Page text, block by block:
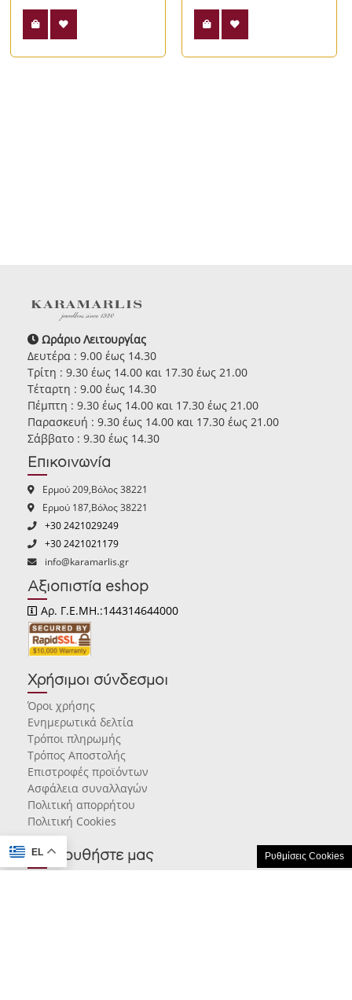
EL Ρυθμίσεις Cookies
Ωράριο Λειτουργίας
Δευτέρα : 9.00 έως 14.30
Τρίτη : 9.30 έως 14.00 και 17.30 έως 21.00
Τέταρτη : 9.00 έως 14.30
Πέμπτη : 9.30 έως 14.00 και 17.30 έως 21.00
Παρασκευή : 9.30 έως 14.00 και 17.30 έως 21.00
Σάββατο : 9.30 έως 14.30
Επικοινωνία
Ερμού 209,Βόλος 38221
Ερμού 187,Βόλος 38221
+30 2421029249
+30 2421021179
info@karamarlis.gr
Αξιοπιστία eshop
Αρ. Γ.Ε.ΜΗ.:144314644000
Χρήσιμοι σύνδεσμοι
Όροι χρήσης
Ενημερωτικά δελτία
Τρόποι πληρωμής
Τρόπος Αποστολής
Επιστροφές προϊόντων
Ασφάλεια συναλλαγών
Πολιτική απορρήτου
Πολιτική Cookies
Ακολουθήστε μας